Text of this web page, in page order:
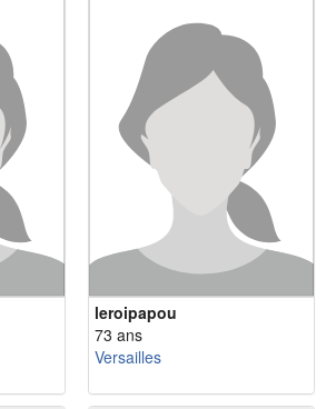
leroipapou
73 ans
Versailles